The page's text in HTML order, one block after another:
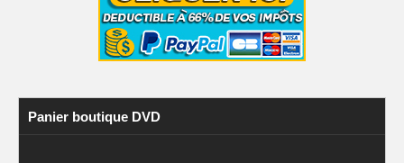
Panier boutique DVD